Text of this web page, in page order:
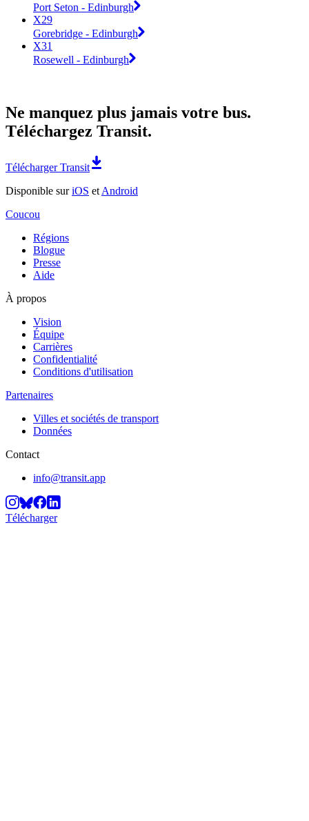
Port Seton - Edinburgh
X29
Gorebridge - Edinburgh
X31
Rosewell - Edinburgh
Ne manquez plus jamais votre bus.
Téléchargez Transit.
Télécharger Transit
Disponible suriOS et Android
Coucou
Régions
Blogue
Presse
Aide
À propos
Vision
Équipe
Carrières
Confidentialité
Conditions d'utilisation
Partenaires
Villes et sociétés de transport
Données
Contact
info@transit.app
Télécharger